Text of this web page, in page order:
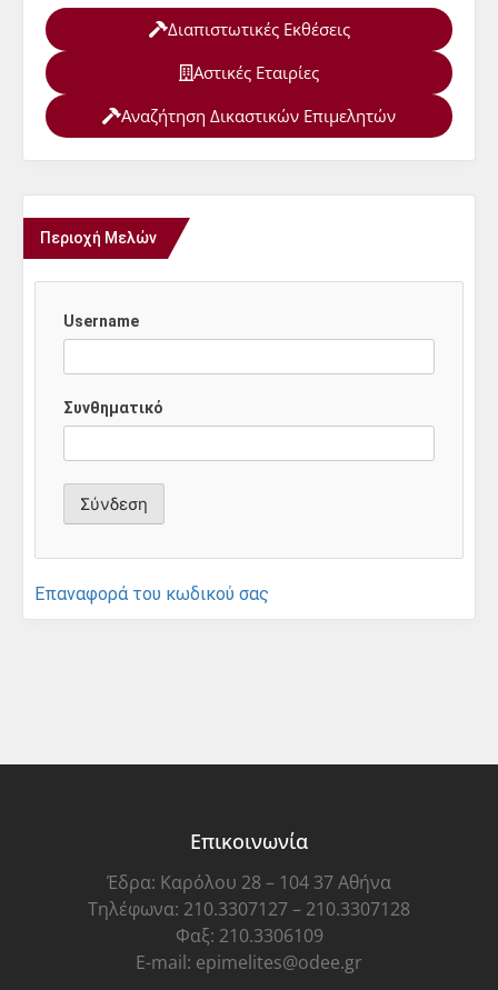
Διαπιστωτικές Εκθέσεις
Αστικές Εταιρίες
Αναζήτηση Δικαστικών Επιμελητών
Περιοχή Μελών
Username
Συνθηματικό
Επαναφορά του κωδικού σας
Επικοινωνία
Έδρα: Καρόλου 28 – 104 37 Αθήνα
Τηλέφωνα: 210.3307127 – 210.3307128
Φαξ: 210.3306109
E-mail: epimelites@odee.gr